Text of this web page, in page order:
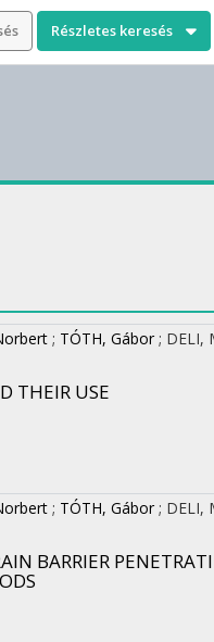
Részletes keresés
; TÓTH, Gábor ; DELI,
THEIR USE
; TÓTH, Gábor ; DELI,
BARRIER